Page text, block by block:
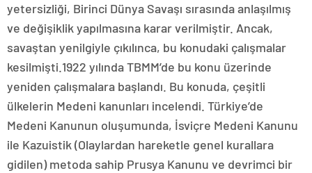
yetersizliği, Birinci Dünya Savaşı sırasında anlaşılmış
ve değişiklik yapılmasına karar verilmiştir. Ancak,
savaştan yenilgiyle çıkılınca, bu konudaki çalışmalar
kesilmişti.1922 yılında TBMM’de bu konu üzerinde
yeniden çalışmalara başlandı. Bu konuda, çeşitli
ülkelerin Medeni kanunları incelendi. Türkiye’de
Medeni Kanunun oluşumunda, İsviçre Medeni Kanunu
ile Kazuistik (Olaylardan hareketle genel kurallara
gidilen) metoda sahip Prusya Kanunu ve devrimci bir